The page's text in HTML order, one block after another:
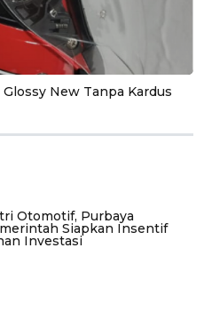
New Tanpa Kardus
Otomotif, Purbaya
Siapkan Insentif
Investasi